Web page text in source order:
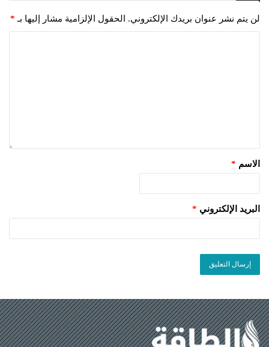
لن يتم نشر عنوان بريدك الإلكتروني. الحقول الإلزامية مشار إليها بـ *
الاسم *
البريد الإلكتروني *